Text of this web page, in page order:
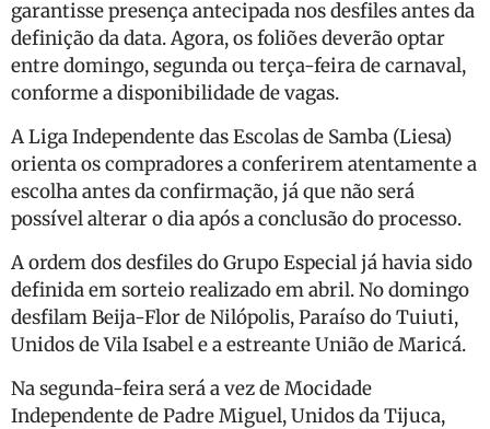
garantisse presença antecipada nos desfiles antes da
definição da data. Agora, os foliões deverão optar
entre domingo, segunda ou terça-feira de carnaval,
conforme a disponibilidade de vagas.
A Liga Independente das Escolas de Samba (Liesa)
orienta os compradores a conferirem atentamente a
escolha antes da confirmação, já que não será
possível alterar o dia após a conclusão do processo.
A ordem dos desfiles do Grupo Especial já havia sido
definida em sorteio realizado em abril. No domingo
desfilam Beija-Flor de Nilópolis, Paraíso do Tuiuti,
Unidos de Vila Isabel e a estreante União de Maricá.
Na segunda-feira será a vez de Mocidade
Independente de Padre Miguel, Unidos da Tijuca,